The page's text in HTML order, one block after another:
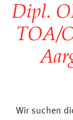
Dipl.
TOA/
Wir suchen